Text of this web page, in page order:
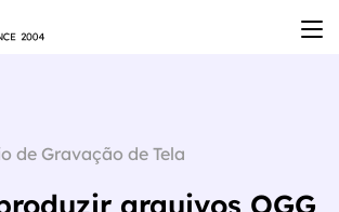
de Gravação de Tela